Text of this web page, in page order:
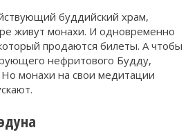
буддийский храм,
живут монахи. И одновременно
продаются билеты. А чтобы
нефритового Будду,
монахи на свои медитации